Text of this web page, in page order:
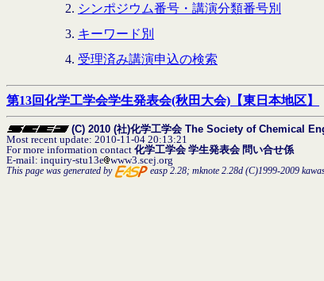
シンポジウム番号・講演分類番号別
キーワード別
受理済み講演申込の検索
第13回化学工学会学生発表会(秋田大会)【東日本地区】
(C) 2010 (社)化学工学会 The Society of Chemical
Most recent update: 2010-11-04 20:13:21
For more information contact 化学工学会 学生発表会 問い合せ係
E-mail: inquiry-stu13e www3.scej.org
This page was generated by easp 2.28; mknote 2.28d (C)1999-2009